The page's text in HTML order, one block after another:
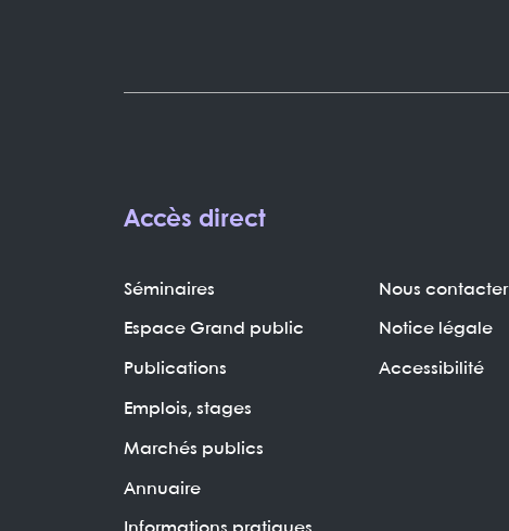
Accès direct
Séminaires
Espace Grand public
Publications
Emplois, stages
Marchés publics
Annuaire
Nous contacter
Notice légale
Accessibilité